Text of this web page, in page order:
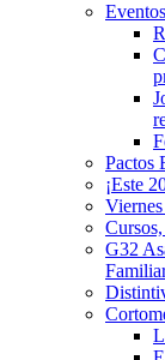
Eventos
Pactos
¡Este
G32